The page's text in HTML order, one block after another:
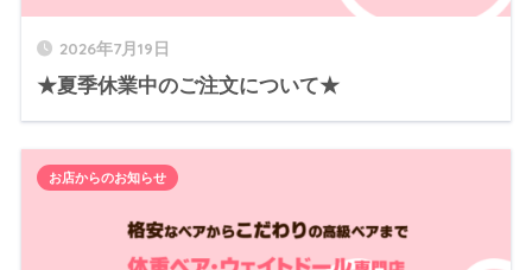
2026年7月19日
★夏季休業中のご注文について★
お店からのお知らせ